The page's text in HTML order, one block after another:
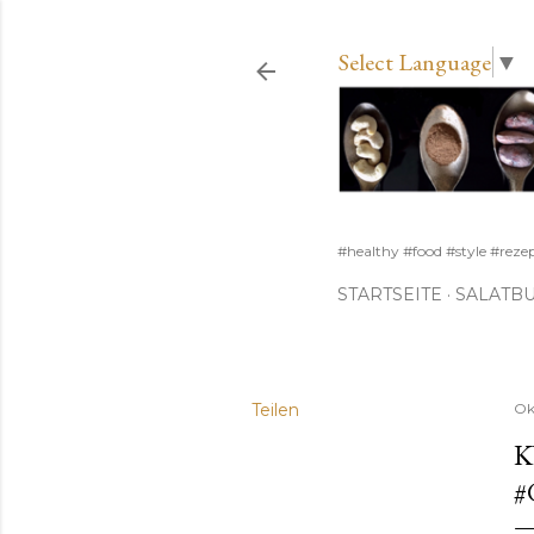
Select Language ▼
#healthy #food #style
STARTSEITE
Teilen